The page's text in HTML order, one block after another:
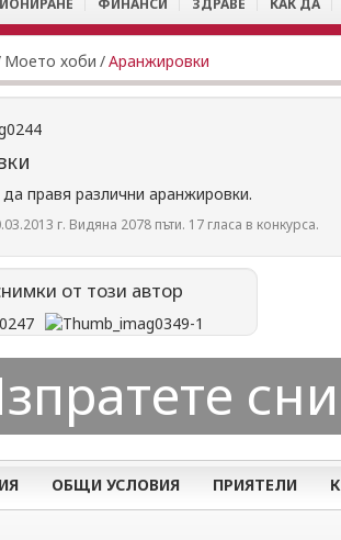
ФИНАНСИ ЗДРАВЕ КАК ДА
Моето хоби /Аранжировки
правя различни аранжировки.
г. Видяна 2078 пъти. 17 гласа в конкурса.
от този автор
ОБЩИ УСЛОВИЯ ПРИЯТЕЛИ